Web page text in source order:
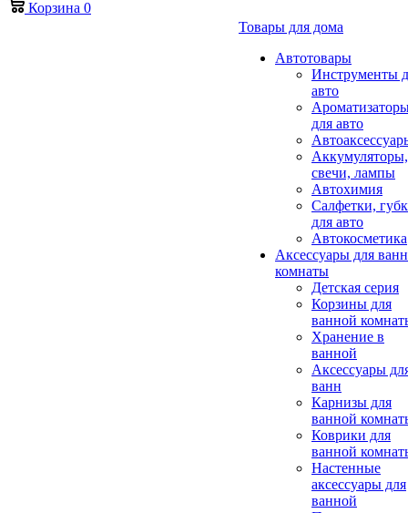
Корзина 0
Товары для дома
Автотовары
Инструменты
авто
для авто
Аккумуляторы,
свечи, лампы
Автохимия
Салфетки,
для авто
Автокосметика
Аксессуары для
комнаты
Детская серия
Корзины для
ванной
Хранение в
ванной
Аксессуары
ванн
Карнизы для
ванной
Коврики для
ванной
Настенные
аксессуары для
ванной